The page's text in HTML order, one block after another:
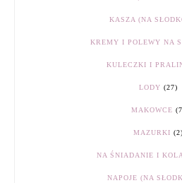
KASZA (NA
KREMY I POLEWY NA
KULECZKI I
LODY (27)
MAKOWCE
MAZURKI (2)
NA ŚNIADANIE I
NAPOJE (NA